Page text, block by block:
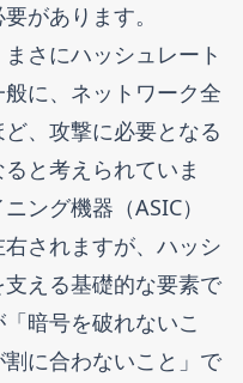
があります。
さにハッシュレート
に、ネットワーク全
、攻撃に必要となる
と考えられていま
ング機器（ASIC）
されますが、ハッシ
える基礎的な要素で
暗号を破れないこ
に合わないこと」で